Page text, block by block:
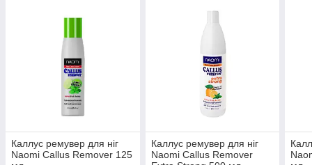
Каллус ремувер для ніг
Naomi Callus Remover 125
Каллус ремувер для ніг
Naomi Callus Remover